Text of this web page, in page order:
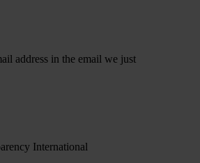
address in the email we just
International